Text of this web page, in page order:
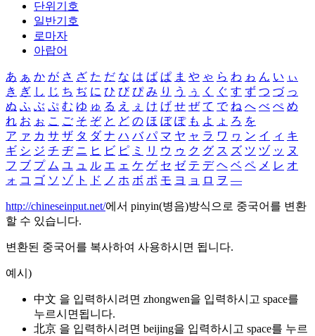
단위기호
일반기호
로마자
아랍어
あ ぁ か が さ ざ た だ な は ば ぱ ま や ゃ ら わ ゎ ん い ぃ
き ぎ し じ ち ぢ に ひ び ぴ み り う ぅ く ぐ す ず つ づ っ
ぬ ふ ぶ ぷ む ゆ ゅ る え ぇ け げ せ ぜ て で ね へ べ ぺ め
れ お ぉ こ ご そ ぞ と ど の ほ ぼ ぽ も よ ょ ろ を
ア ァ カ サ ザ タ ダ ナ ハ バ パ マ ヤ ャ ラ ワ ヮ ン イ ィ キ
ギ シ ジ チ ヂ ニ ヒ ビ ピ ミ リ ウ ゥ ク グ ス ズ ツ ヅ ッ ヌ
フ ブ プ ム ユ ュ ル エ ェ ケ ゲ セ ゼ テ デ ヘ ベ ペ メ レ オ
ォ コ ゴ ソ ゾ ト ド ノ ホ ボ ポ モ ヨ ョ ロ ヲ ―
http://chineseinput.net/에서 pinyin(병음)방식으로 중국어를 변환
할 수 있습니다.
변환된 중국어를 복사하여 사용하시면 됩니다.
예시)
中文 을 입력하시려면 zhongwen을 입력하시고 space를
누르시면됩니다.
北京 을 입력하시려면 beijing을 입력하시고 space를 누르